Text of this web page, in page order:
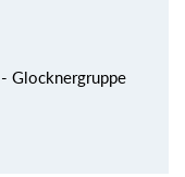
Glocknergruppe